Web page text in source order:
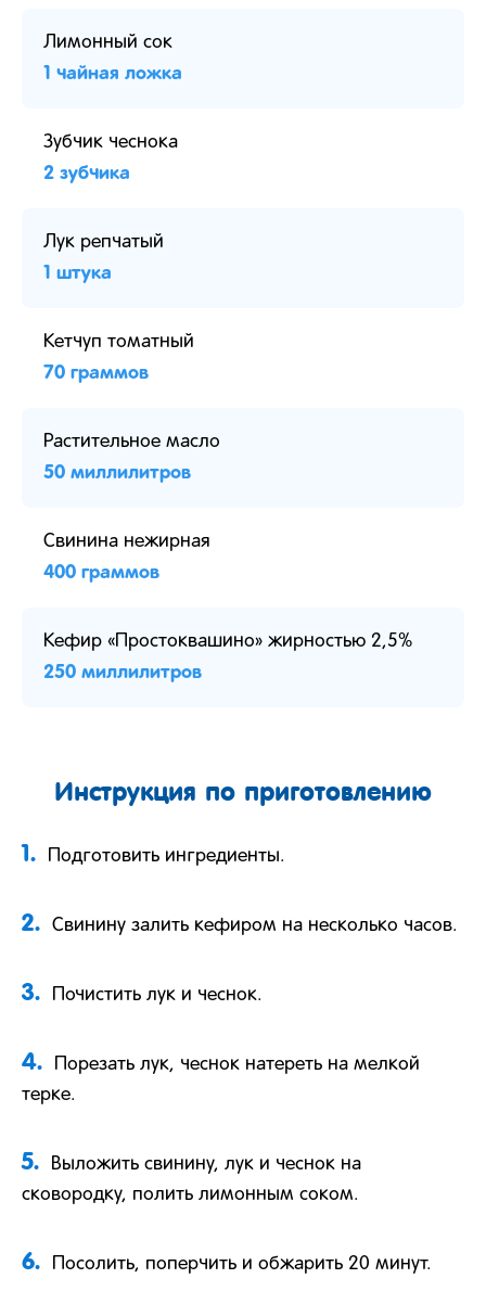
Лимонный сок
1 чайная ложка
Зубчик чеснока
2 зубчика
Лук репчатый
1 штука
Кетчуп томатный
70 граммов
Растительное масло
50 миллилитров
Свинина нежирная
400 граммов
Кефир «Простоквашино» жирностью 2,5%
250 миллилитров
Инструкция по приготовлению
1. Подготовить ингредиенты.
2. Свинину залить кефиром на несколько часов.
3. Почистить лук и чеснок.
4.
Порезать лук, чеснок натереть на мелкой
терке.
5.
Выложить свинину, лук и чеснок на
сковородку, полить лимонным соком.
6. Посолить, поперчить и обжарить 20 минут.